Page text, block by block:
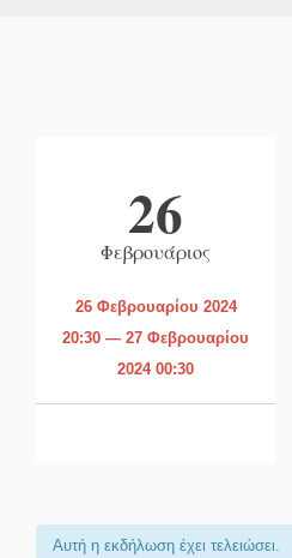
26
Φεβρουάριος
26 Φεβρουαρίου 2024
20:30 — 27 Φεβρουαρίου
2024 00:30
Αυτή η εκδήλωση έχει τελειώσει.